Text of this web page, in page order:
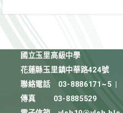
國立玉里高級中學
花蓮縣玉里鎮中華路424號
聯絡電話
03-8886171~5
傳真
03-8885529